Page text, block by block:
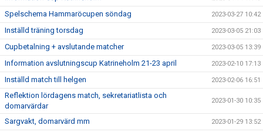
Spelschema Hammaröcupen söndag 2023-03-27 10:42
Inställd träning torsdag 2023-03-05 21:03
Cupbetalning + avslutande matcher 2023-03-05 13:39
Information avslutningscup Katrineholm 21-23 april 2023-02-10 17:13
Inställd match till helgen 2023-02-06 16:51
Reflektion lördagens match, sekretariatlista och
domarvärdar
2023-01-30 10:35
Sargvakt, domarvärd mm 2023-01-29 13:52